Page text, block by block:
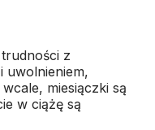
z
uwolnieniem,
miesiączki są
w ciążę są